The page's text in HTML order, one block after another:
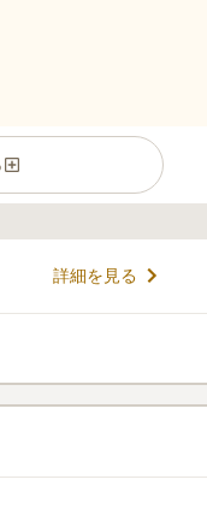
が絨毯の様に墓域を埋め
が、宗教や宗派を問わず
はなく複数の永代管理墓
も嬉しいポイントです。
詳細を見る